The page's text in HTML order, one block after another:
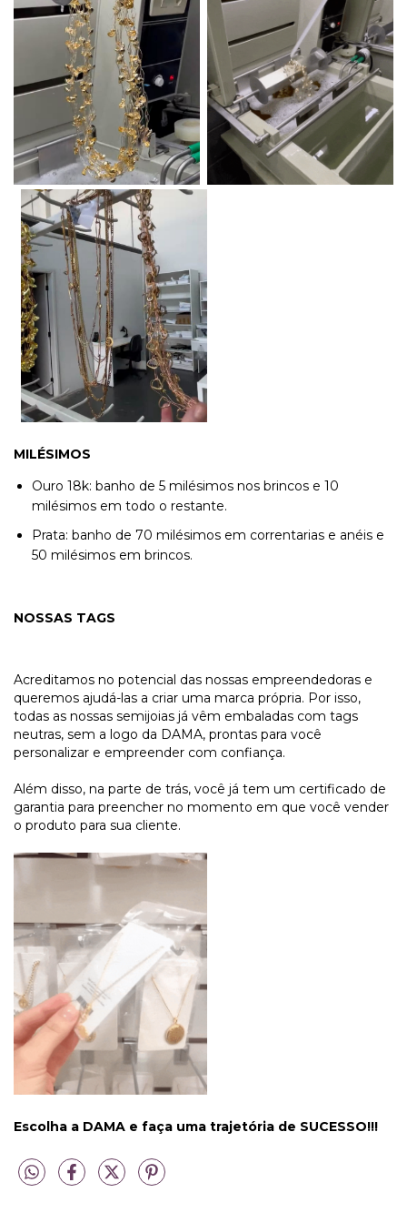
MILÉSIMOS
Ouro 18k: banho de 5 milésimos nos brincos e 10
milésimos em todo o restante.
Prata: banho de 70 milésimos em correntarias e anéis e
50 milésimos em brincos.
NOSSAS TAGS
Acreditamos no potencial das nossas empreendedoras e
queremos ajudá-las a criar uma marca própria. Por isso,
todas as nossas semijoias já vêm embaladas com tags
neutras, sem a logo da DAMA, prontas para você
personalizar e empreender com confiança.
Além disso, na parte de trás, você já tem um certificado de
garantia para preencher no momento em que você vender
o produto para sua cliente.
Escolha a DAMA e faça uma trajetória de SUCESSO!!!